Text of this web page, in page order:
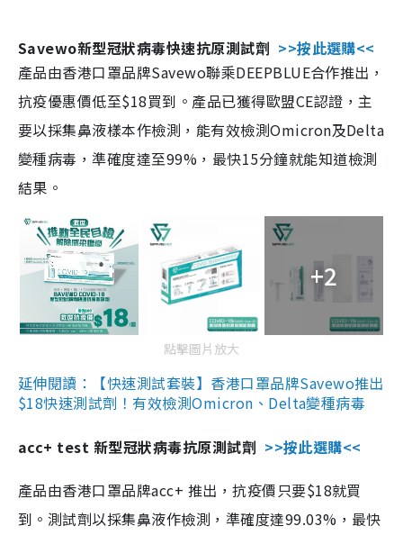
Savewo新型冠狀病毒快速抗原測試劑 >>按此選購<<
產品由香港口罩品牌Savewo聯乘DEEPBLUE合作推出，
抗疫優惠價低至$18買到。產品已獲得歐盟CE認證，主
要以採集鼻液樣本作檢測，能有效檢測Omicron及Delta
變種病毒，準確度達至99%，最快15分鐘就能知道檢測
結果。
+2
點擊圖片放大
延伸閱讀：【快速測試套裝】香港口罩品牌Savewo推出
$18快速測試劑！有效檢測Omicron、Delta變種病毒
acc+ test 新型冠狀病毒抗原測試劑 >>按此選購<<
產品由香港口罩品牌acc+ 推出，抗疫價只要$18就買
到。測試劑以採集鼻液作檢測，準確度達99.03%，最快